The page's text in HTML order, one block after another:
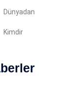
Dünyadan
Kimdir